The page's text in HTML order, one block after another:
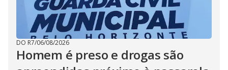
DO R7/06/08/2026
Homem é preso e drogas são